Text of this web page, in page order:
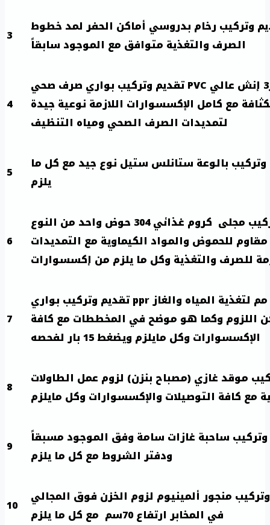
3
وتركيب رخام بدروسي أماكن الحفر لمد خطوط
الصرف والتغذية متوافق مع الموجود سابقاً
4
تقديم وتركيب بواري صرف صحيPVC
مع كامل الإكسسوارات اللازمة نوعية جيدة
لتمديدات الصرف الصحي ومياه التنظيف
5
وتركيب بالوعة ستانلس ستيل نوع جيد مع كل ما
يلزم
6
تقديم وتركيب مجلى كروم غذائي 304 حوض واحد من النوع
مقاوم للحموض والمواد الكيماوية مع التمديدات
للصرف والتغذية وكل ما يلزم من إكسسوارات
7
تقديم وتركيب بواريppr
اللزوم وكما هو موضح في المخططات مع كافة
الإكسسوارات وكل مايلزم ويضغط 15 بار لفحصه
8
موقد غازي (مصباح بنزن) لزوم عمل الطاولات
مع كافة التوصيلات والإكسسوارات وكل مايلزم
9
وتركيب ساحبة غازات سامة وفق الموجود مسبقاً
ودفتر الشروط مع كل ما يلزم
10
منجور ألمينيوم لزوم الخزن فوق المجالي
في المخابر ارتفاع 70سم مع كل ما يلزم